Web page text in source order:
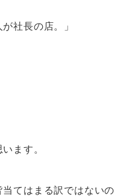
社長の店。」
ます。
てはまる訳ではないの